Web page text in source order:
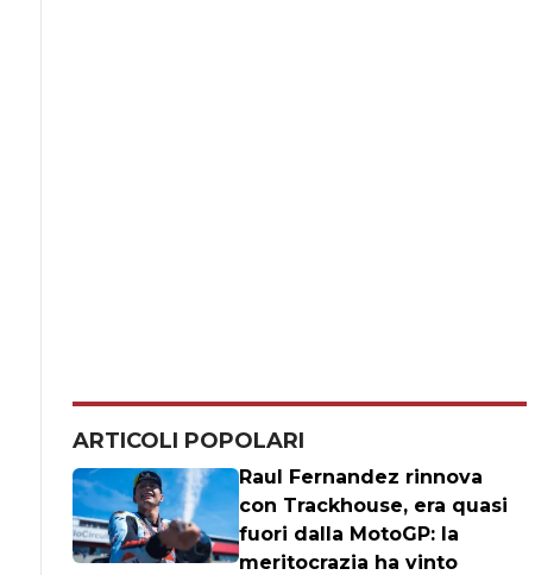
ARTICOLI POPOLARI
Raul Fernandez rinnova
con Trackhouse, era quasi
fuori dalla MotoGP: la
meritocrazia ha vinto